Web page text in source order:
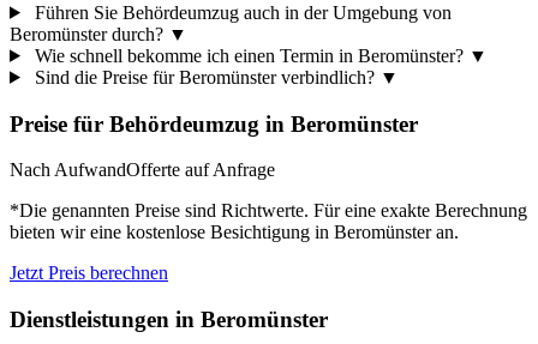
Führen Sie Behördeumzug auch in der Umgebung von
Beromünster durch? ▼
Wie schnell bekomme ich einen Termin in Beromünster? ▼
Sind die Preise für Beromünster verbindlich? ▼
Preise für Behördeumzug in Beromünster
Nach AufwandOfferte auf Anfrage
*Die genannten Preise sind Richtwerte. Für eine exakte Berechnung
bieten wir eine kostenlose Besichtigung in Beromünsteran.
Jetzt Preis berechnen
Dienstleistungen in Beromünster